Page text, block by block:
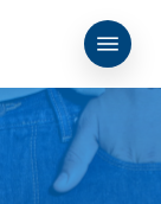
菜单